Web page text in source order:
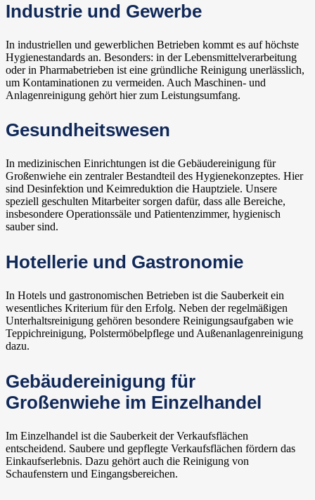
Industrie und Gewerbe
In industriellen und gewerblichen Betrieben kommt es auf höchste
Hygienestandards an. Besonders: in der Lebensmittelverarbeitung
oder in Pharmabetrieben ist eine gründliche Reinigung unerlässlich,
um Kontaminationen zu vermeiden. Auch Maschinen- und
Anlagenreinigung gehört hier zum Leistungsumfang.
Gesundheitswesen
In medizinischen Einrichtungen ist die Gebäudereinigung für
Großenwiehe ein zentraler Bestandteil des Hygienekonzeptes. Hier
sind Desinfektion und Keimreduktion die Hauptziele. Unsere
speziell geschulten Mitarbeiter sorgen dafür, dass alle Bereiche,
insbesondere Operationssäle und Patientenzimmer, hygienisch
sauber sind.
Hotellerie und Gastronomie
In Hotels und gastronomischen Betrieben ist die Sauberkeit ein
wesentliches Kriterium für den Erfolg. Neben der regelmäßigen
Unterhaltsreinigung gehören besondere Reinigungsaufgaben wie
Teppichreinigung, Polstermöbelpflege und Außenanlagenreinigung
dazu.
Gebäudereinigung für
Großenwiehe im Einzelhandel
Im Einzelhandel ist die Sauberkeit der Verkaufsflächen
entscheidend. Saubere und gepflegte Verkaufsflächen fördern das
Einkaufserlebnis. Dazu gehört auch die Reinigung von
Schaufenstern und Eingangsbereichen.